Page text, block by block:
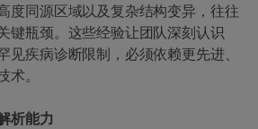
度同源区域以及复杂结构变异，往往
键瓶颈。这些经验让团队深刻认识
见疾病诊断限制，必须依赖更先进、
术。
析能力